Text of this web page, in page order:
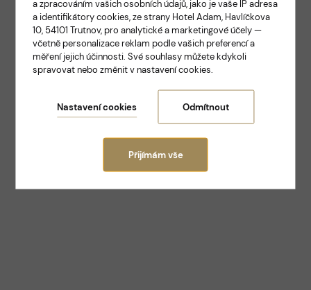
ELEGANCE A TRADICE V SAMOTNÉM SRDCI
TRUTNOVA
Hotel Adam
Trutnov
a zpracováním vašich osobních údajů, jako je vaše IP adresa
a identifikátory cookies, ze strany Hotel Adam, Havlíčkova
10, 54101 Trutnov, pro analytické a marketingové účely —
včetně personalizace reklam podle vašich preferencí a
měření jejich účinnosti. Své souhlasy můžete kdykoli
spravovat nebo změnit v nastavení cookies.
Nastavení cookies Odmítnout
Přijímám vše